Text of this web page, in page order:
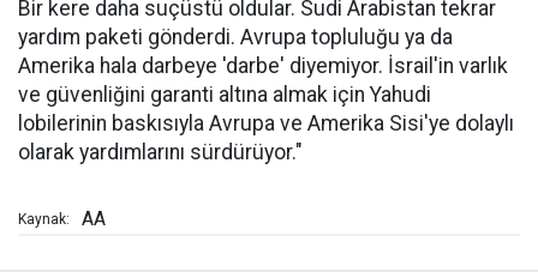
Bir kere daha suçüstü oldular. Sudi Arabistan tekrar
yardım paketi gönderdi. Avrupa topluluğu ya da
Amerika hala darbeye 'darbe' diyemiyor. İsrail'in varlık
ve güvenliğini garanti altına almak için Yahudi
lobilerinin baskısıyla Avrupa ve Amerika Sisi'ye dolaylı
olarak yardımlarını sürdürüyor."
Kaynak: AA